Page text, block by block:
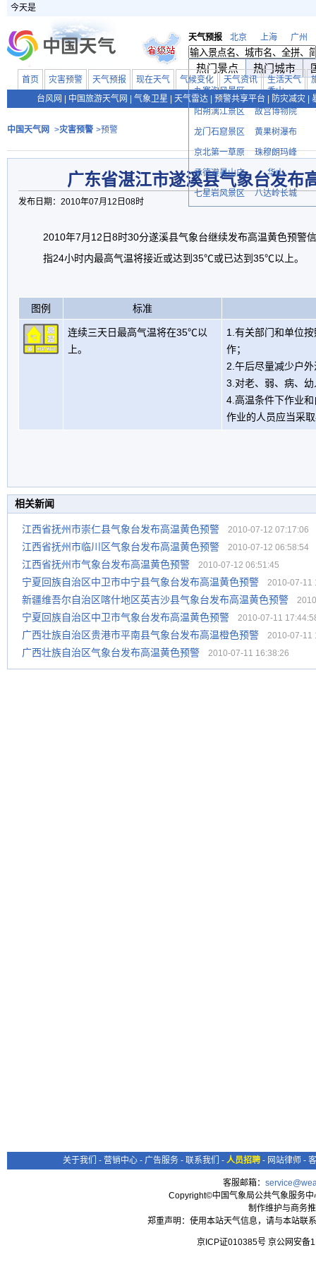
今天是
天气预报 北京 上海 广州
热门景点 热门城市
九寨沟风景区 香山
阳朔漓江景区 故宫博物院
龙门石窟景区 黄果树瀑布
京北第一草原 珠穆朗玛峰
承德避暑山庄 华山
七星岩风景区 八达岭长城
首页 灾害预警 天气预报 现在天气 气候变化 天气资讯 生活天气
台风网
中国旅游天气网 气象卫星 天气雷达 预警共享平台 防灾减灾
中国天气网 >灾害预警 >预警
广东省湛江市遂溪县气象台发布
发布日期：2010年07月12日08时
2010年7月12日8时30分遂溪县气象台继续发布高温黄色预警
指24小时内最高气温将接近或达到35℃或已达到35℃以上。
图例 标准
连续三天日最高气温将在35℃以
上。
1.有关部门和单位
作；
2.午后尽量减少户
3.对老、弱、病、
4.高温条件下作业
作业的人员应当采
相关新闻
江西省抚州市崇仁县气象台发布高温黄色预警 2010-07-12 07:17:06
江西省抚州市临川区气象台发布高温黄色预警 2010-07-12 06:58:54
江西省抚州市气象台发布高温黄色预警 2010-07-12 06:51:45
宁夏回族自治区中卫市中宁县气象台发布高温黄色预警 2010-07-11
新疆维吾尔自治区喀什地区英吉沙县气象台发布高温黄色预警
宁夏回族自治区中卫市气象台发布高温黄色预警 2010-07-11
广西壮族自治区贵港市平南县气象台发布高温橙色预警 2010-07-11
广西壮族自治区气象台发布高温黄色预警 2010-07-11 16:38:26
关于我们 - 营销中心 - 广告服务 - 联系我们 - 人员招聘 - 网站律师 -
客服邮箱：
Copyright©中国气象局公共气象服务
制作维护与商务
郑重声明：使用本站天气信息，请与本站联
京ICP证010385号 京公网安备